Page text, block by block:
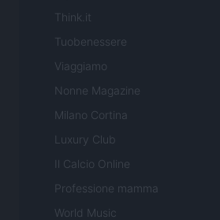
Think.it
Tuobenessere
Viaggiamo
Nonne Magazine
Milano Cortina
Luxury Club
Il Calcio Online
Professione mamma
World Music